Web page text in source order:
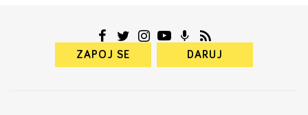
ZAPOJ SE DARUJ